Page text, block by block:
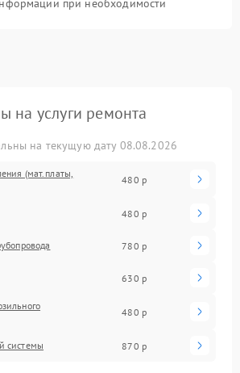
при необходимости
на услуги ремонта
на текущую дату 08.08.2026
(мат.платы,
480 р
480 р
780 р
630 р
480 р
системы 870 р